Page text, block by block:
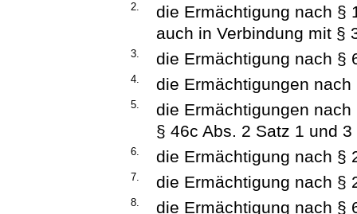
2.
die Ermächtigung nach §
auch in Verbindung mit §
3. die Ermächtigung nach §
4. die Ermächtigungen
5.
die Ermächtigungen
§ 46c Abs. 2 Satz 1 und
6. die Ermächtigung nach §
7. die Ermächtigung nach §
8. die Ermächtigung nach §